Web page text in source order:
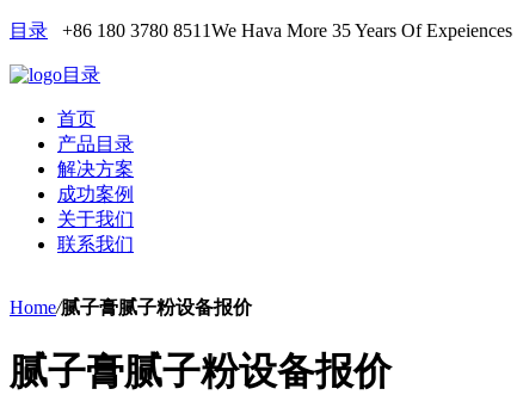
目录 +86 180 3780 8511We Hava More 35 Years Of Expeiences
目录
首页
产品目录
解决方案
成功案例
关于我们
联系我们
Home/腻子膏腻子粉设备报价
腻子膏腻子粉设备报价